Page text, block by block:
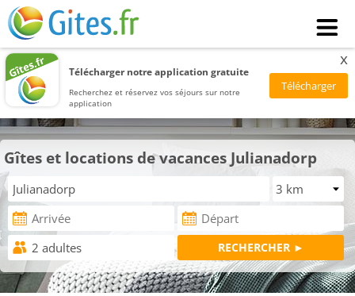
Télécharger notre application gratuite
Recherchez et réservez vos séjours sur notre
application
x
Gîtes et locations de vacances Julianadorp